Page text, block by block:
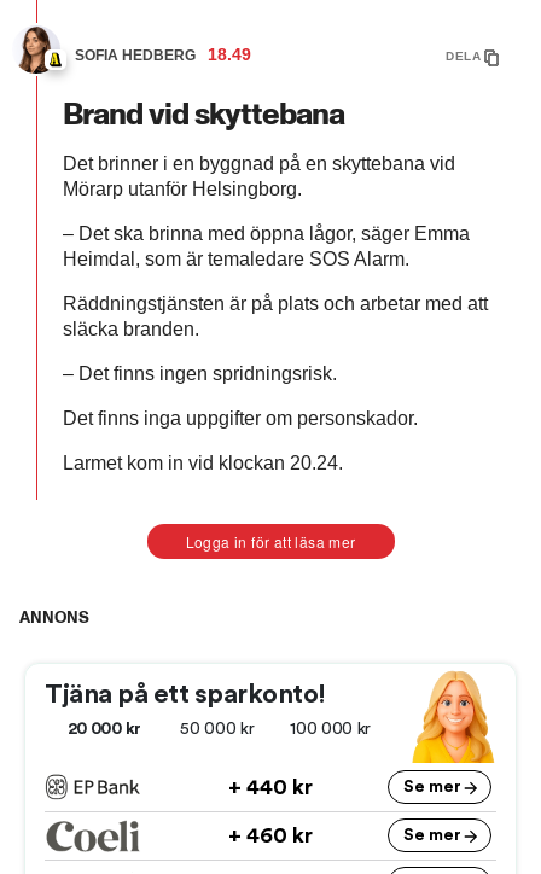
SOFIA HEDBERG 18.49 DELA
Brand vid skyttebana
Det brinner i en byggnad på en skyttebana vid
Mörarp utanför Helsingborg.
– Det ska brinna med öppna lågor, säger Emma
Heimdal, som är temaledare SOS Alarm.
Räddningstjänsten är på plats och arbetar med att
släcka branden.
– Det finns ingen spridningsrisk.
Det finns inga uppgifter om personskador.
Larmet kom in vid klockan 20.24.
Logga in för att läsa mer
ANNONS